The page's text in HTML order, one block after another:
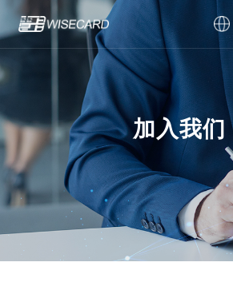
关于我们
服务与支持
新闻资讯
加入我们